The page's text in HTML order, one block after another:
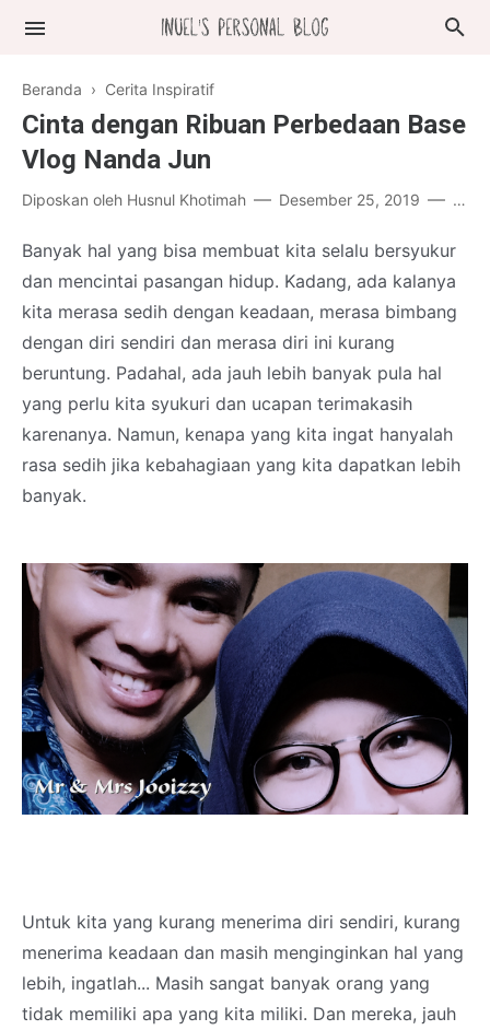
Beranda › Cerita Inspiratif
Cinta dengan Ribuan Perbedaan Base
Vlog Nanda Jun
Diposkan oleh Husnul Khotimah Desember 25, 2019 1
Banyak hal yang bisa membuat kita selalu bersyukur
dan mencintai pasangan hidup. Kadang, ada kalanya
kita merasa sedih dengan keadaan, merasa bimbang
dengan diri sendiri dan merasa diri ini kurang
beruntung. Padahal, ada jauh lebih banyak pula hal
yang perlu kita syukuri dan ucapan terimakasih
karenanya. Namun, kenapa yang kita ingat hanyalah
rasa sedih jika kebahagiaan yang kita dapatkan lebih
banyak.
Untuk kita yang kurang menerima diri sendiri, kurang
menerima keadaan dan masih menginginkan hal yang
lebih, ingatlah... Masih sangat banyak orang yang
tidak memiliki apa yang kita miliki. Dan mereka, jauh